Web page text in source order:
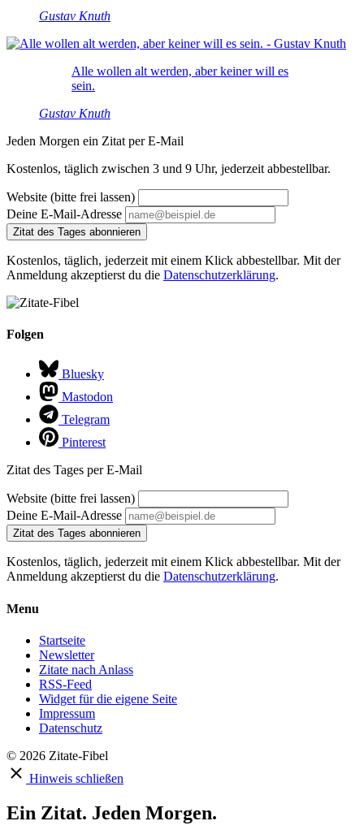
Gustav Knuth
Alle wollen alt werden, aber keiner will es
sein.
Gustav Knuth
Jeden Morgen ein Zitat per E-Mail
Kostenlos, täglich zwischen 3 und 9 Uhr, jederzeit abbestellbar.
Website (bitte frei lassen)
Deine E-Mail-Adresse
Zitat des Tages abonnieren
Kostenlos, täglich, jederzeit mit einem Klick abbestellbar. Mit der
Anmeldung akzeptierst du die Datenschutzerklärung.
Folgen
Bluesky
Mastodon
Telegram
Pinterest
Zitat des Tages per E-Mail
Website (bitte frei lassen)
Deine E-Mail-Adresse
Zitat des Tages abonnieren
Kostenlos, täglich, jederzeit mit einem Klick abbestellbar. Mit der
Anmeldung akzeptierst du die Datenschutzerklärung.
Menu
Startseite
Newsletter
Zitate nach Anlass
RSS-Feed
Widget für die eigene Seite
Impressum
Datenschutz
© 2026 Zitate-Fibel
Hinweis schließen
Ein Zitat. Jeden Morgen.